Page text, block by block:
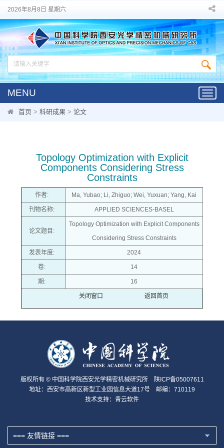
2026年8月8日 星期六
MENU
首页 > 科研成果 > 论文
Topology Optimization with Explicit
Components Considering Stress
Constraints
作者: Ma, Yubao; Li, Zhiguo; Wei, Yuxuan; Yang, Kai
刊物名称: APPLIED SCIENCES-BASEL
论文题目:
Topology Optimization with Explicit Components
Considering Stress Constraints
发表年度: 2024
卷: 14
期: 16
关闭窗口 返回首页
版权所有 © 中国科学院西安光学精密机械研究所 陕ICP备05007611
地址：西安市高新区新型工业园信息大道17号 邮编：710119
技术支持： 青云软件
=== 友情链接 ===